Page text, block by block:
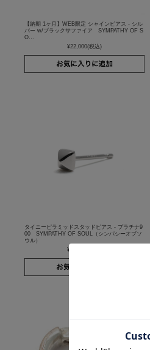
【納期 1ヶ月】WEB限定 シャインピアス - シル
バー w/ブラックサファイア SYMPATHY OF S
O…
¥22,000(税込)
タイニーピラミッドスタッドピアス - プラチナ9
00 SYMPATHY OF SOUL（シンパシーオブソ
ウル）
¥41,800